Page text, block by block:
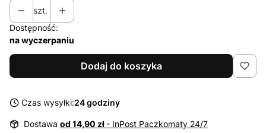
szt.
Dostępność:
na wyczerpaniu
Dodaj do koszyka
Czas wysyłki:24 godziny
Dostawa od 14,90 zł - InPost Paczkomaty 24/7